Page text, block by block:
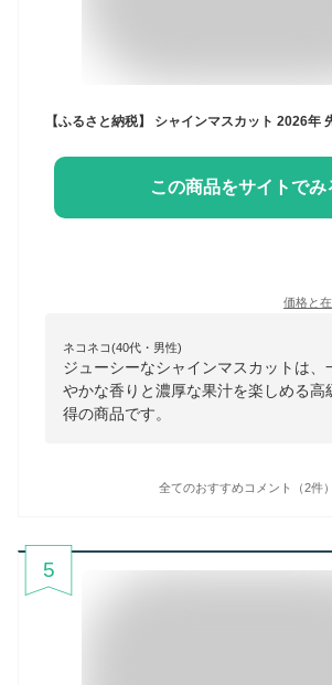
この商品をサイトでみ
価格と
ネコネコ(40代・男性)
ジューシーなシャインマスカットは、
やかな香りと濃厚な果汁を楽しめる高
得の商品です。
全てのおすすめコメント（2件）
5